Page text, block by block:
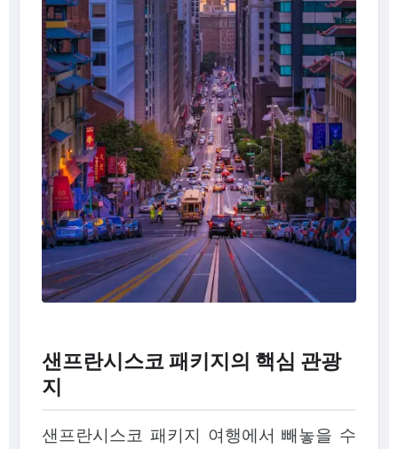
샌프란시스코 패키지의 핵심 관광
지
샌프란시스코 패키지 여행에서 빼놓을 수